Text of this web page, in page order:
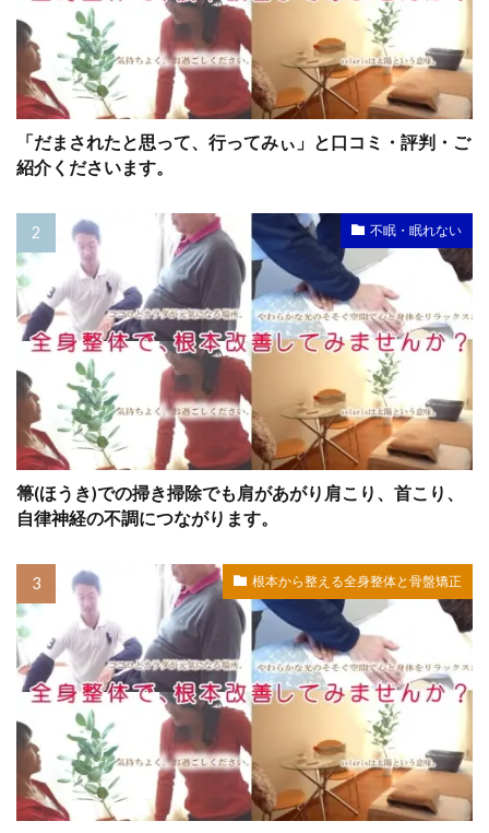
「だまされたと思って、行ってみぃ」と口コミ・評判・ご
紹介くださいます。
不眠・眠れない
箒(ほうき)での掃き掃除でも肩があがり肩こり、首こり、
自律神経の不調につながります。
根本から整える全身整体と骨盤矯正